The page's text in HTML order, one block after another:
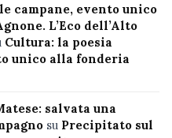
campane, evento unico
L’Eco dell’Alto
Cultura: la poesia
unico alla fonderia
salvata una
su Precipitato sul